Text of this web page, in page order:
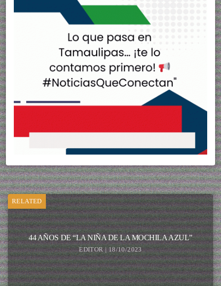
RELATED
44 AÑOS DE “LA NIÑA DE LA MOCHILA AZUL”
EDITOR | 18/10/2023